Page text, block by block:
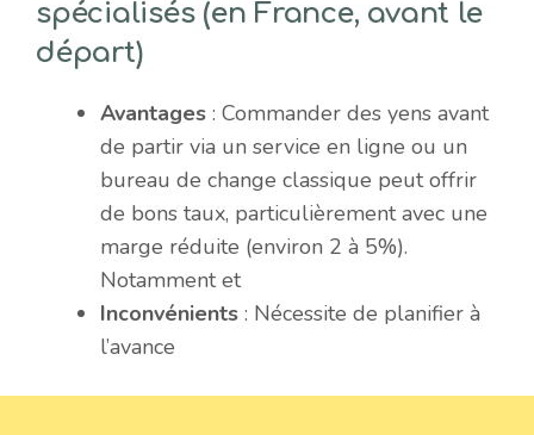
spécialisés(en France, avant le
départ)
Avantages : Commander des yens avant
de partir via un service en ligne ou un
bureau de change classique peut offrir
de bons taux, particulièrement avec une
marge réduite (environ 2 à 5%).
Notamment et
Inconvénients : Nécessite de planifier à
l’avance